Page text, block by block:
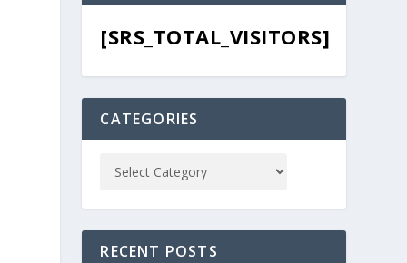
[SRS_TOTAL_VISITORS]
CATEGORIES
RECENT POSTS